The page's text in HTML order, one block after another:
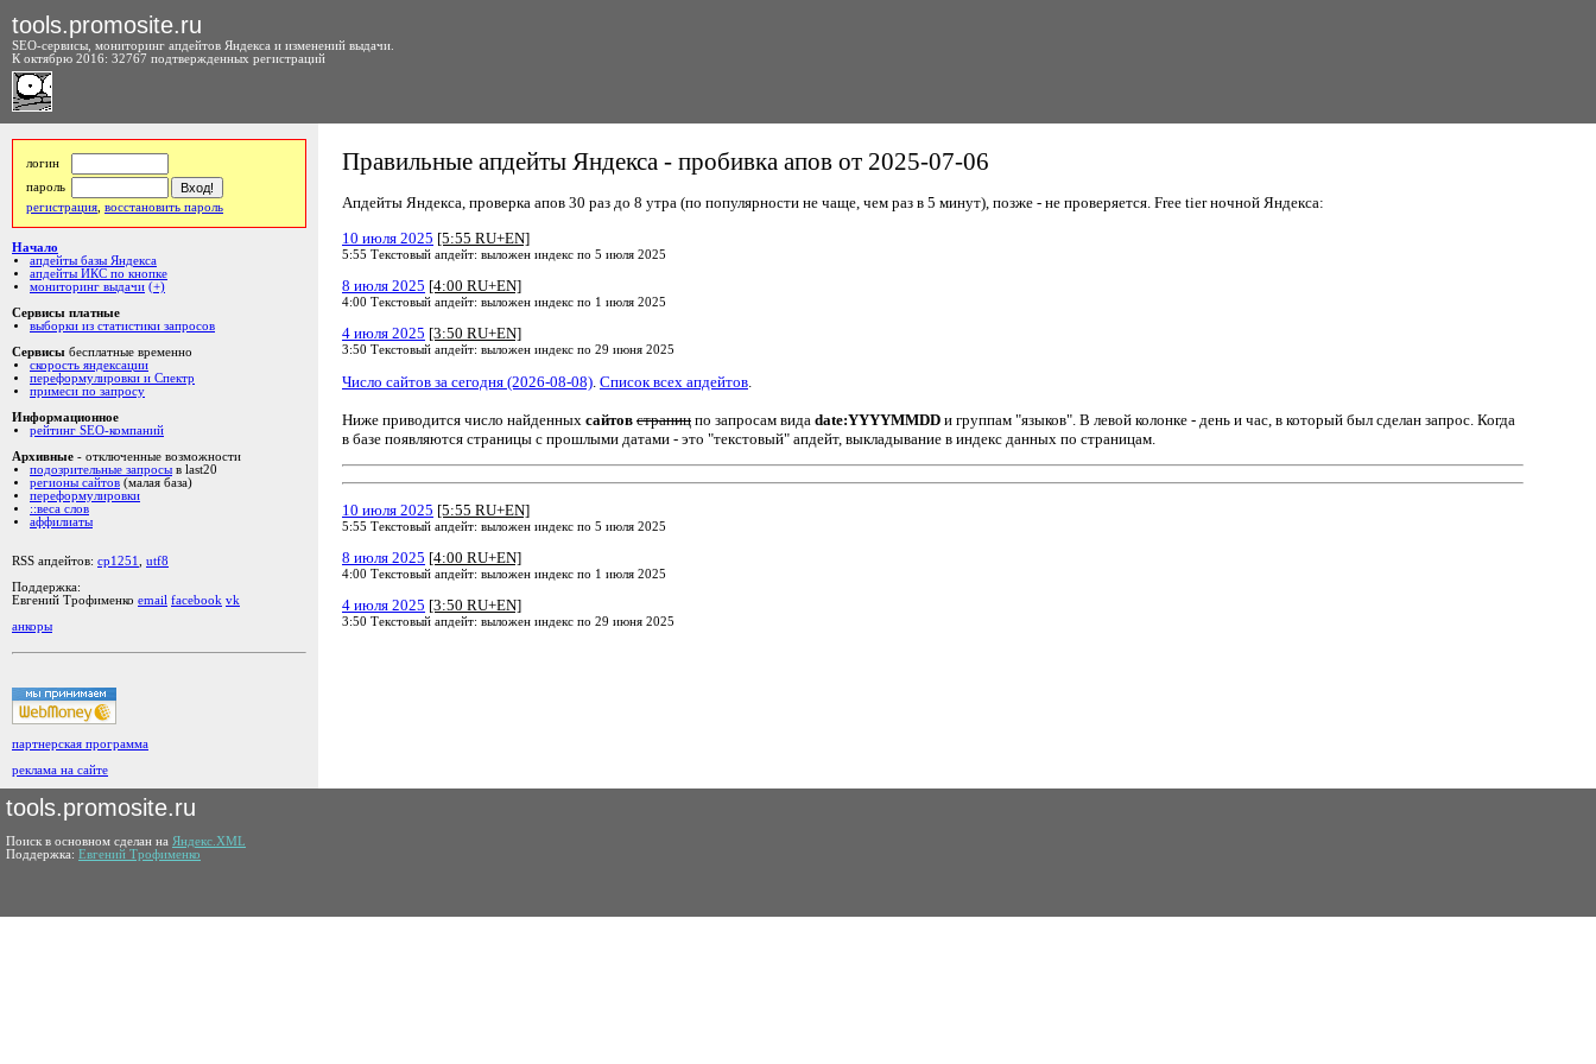
tools.promosite.ru
SEO-сервисы, мониторинг апдейтов Яндекса и изменений выдачи.
К октябрю 2016: 32767 подтвержденных регистраций
логин
пароль
регистрация восстановить пароль
Начало
апдейты базы Яндекса
апдейты ИКС по кнопке
мониторинг выдачи (+)
Сервисы платные
выборки из статистики запросов
Сервисы бесплатные временно
скорость яндексации
переформулировки и Спектр
примеси по запросу
Информационное
рейтинг SEO-компаний
Архивные - отключенные возможности
подозрительные запросы в last20
регионы сайтов (малая база)
переформулировки
::веса слов
аффилиаты
RSS апдейтов: cp1251
utf8
Поддержка:
Евгений Трофименко email facebook vk
анкоры
партнерская программа
реклама на сайте
Правильные апдейты Яндекса - пробивка апов от 2025-07-06
Апдейты Яндекса, проверка апов 30 раз до 8 утра (по популярности не чаще, чем раз в 5 минут), позже - не проверяется. Free tier ночной Яндекса:
10 июля 2025 [5:55 RU+EN]
5:55 Текстовый апдейт: выложен индекс по 5 июля 2025
8 июля 2025 [4:00 RU+EN]
4:00 Текстовый апдейт: выложен индекс по 1 июля 2025
4 июля 2025 [3:50 RU+EN]
3:50 Текстовый апдейт: выложен индекс по 29 июня 2025
Число сайтов за сегодня (2026-08-08) Список всех апдейтов
Ниже приводится число найденных сайтов страниц по запросам вида date:YYYYMMDD и группам "языков". В левой колонке - день и час, в который был сделан запрос. Когда
в базе появляются страницы с прошлыми датами - это "текстовый" апдейт, выкладывание в индекс данных по страницам.
10 июля 2025 [5:55 RU+EN]
5:55 Текстовый апдейт: выложен индекс по 5 июля 2025
8 июля 2025 [4:00 RU+EN]
4:00 Текстовый апдейт: выложен индекс по 1 июля 2025
4 июля 2025 [3:50 RU+EN]
3:50 Текстовый апдейт: выложен индекс по 29 июня 2025
tools.promosite.ru
Поиск в основном сделан на Яндекс.XML
Поддержка: Евгений Трофименко